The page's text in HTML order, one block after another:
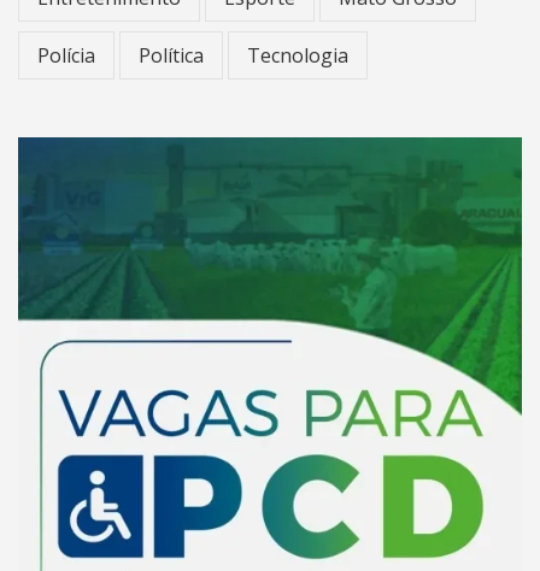
Polícia Política Tecnologia